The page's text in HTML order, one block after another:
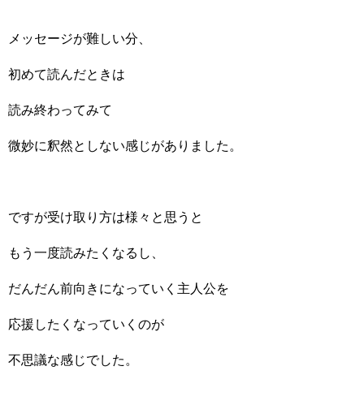
メッセージが難しい分、
初めて読んだときは
読み終わってみて
微妙に釈然としない感じがありました。
ですが受け取り方は様々と思うと
もう一度読みたくなるし、
だんだん前向きになっていく主人公を
応援したくなっていくのが
不思議な感じでした。